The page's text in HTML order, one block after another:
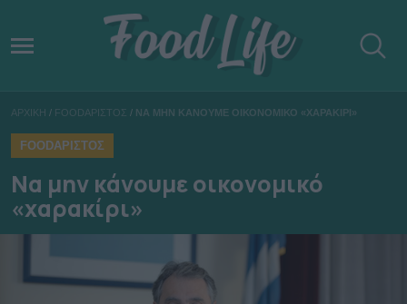
ΑΡΧΙΚΗ / FOODΑΡΙΣΤΟΣ / ΝΑ ΜΗΝ ΚΑΝΟΥΜΕ ΟΙΚΟΝΟΜΙΚΟ «ΧΑΡΑΚΙΡΙ»
FOODΑΡΙΣΤΟΣ
Να μην κάνουμε οικονομικό
«χαρακίρι»